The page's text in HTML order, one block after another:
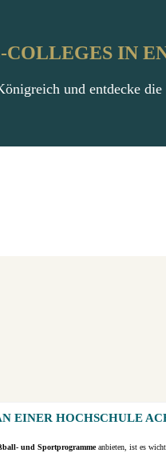
IN
und entdecke
EINER HOCHSCHULE
und Sportprogrammeanbieten, ist es